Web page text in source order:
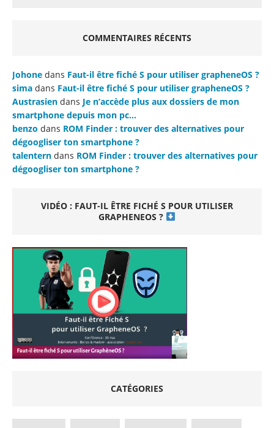
COMMENTAIRES RÉCENTS
Johone dans Faut-il être fiché S pour utiliser grapheneOS ?
sima dans Faut-il être fiché S pour utiliser grapheneOS ?
Austrasien dans Je n’accède plus aux dossiers de mon
smartphone depuis mon pc…
benzo dans ROM Finder : trouver des alternatives pour
dégoogliser ton smartphone ?
talentern dans ROM Finder : trouver des alternatives pour
dégoogliser ton smartphone ?
VIDÉO : FAUT-IL ÊTRE FICHÉ S POUR UTILISER
GRAPHENEOS ?
CATÉGORIES